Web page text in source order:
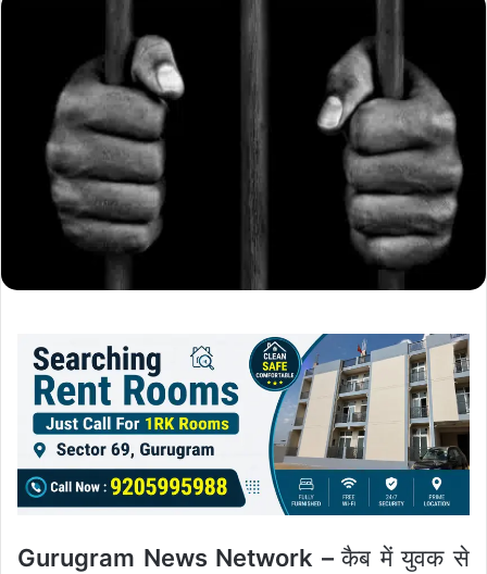
Gurugram News Network –कैब में युवक से